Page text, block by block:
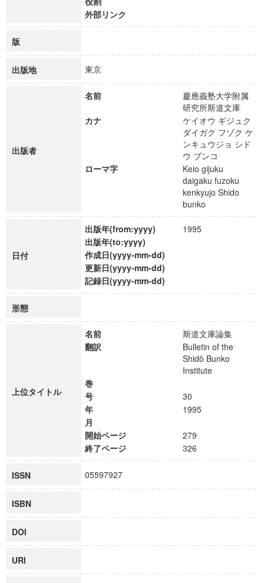
外部リンク
版
出版地 東京
出版者
名前
慶應義塾大学附属
研究所斯道文庫
カナ
ケイオウ ギジュク
ダイガク フゾク ケ
ンキュウジョ シド
ウ ブンコ
ローマ字
Keio gijuku
daigaku fuzoku
kenkyujo Shido
bunko
日付
出版年(from:yyyy)
1995
出版年(to:yyyy)
作成日(yyyy-mm-dd)
更新日(yyyy-mm-dd)
記録日(yyyy-mm-dd)
形態
上位タイトル
名前
斯道文庫論集
翻訳
Bulletin of the
Shidô Bunko
Institute
巻
号
30
年
1995
月
開始ページ
279
終了ページ
326
ISSN 05597927
ISBN
DOI
URI